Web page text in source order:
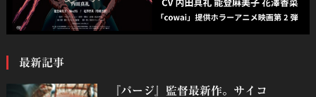
最新記事
『パージ』監督最新作。サイコ